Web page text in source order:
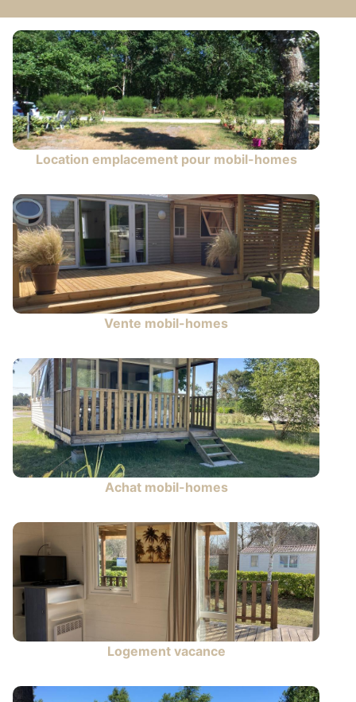
Location emplacement pour mobil-homes
Vente mobil-homes
Achat mobil-homes
Logement vacance